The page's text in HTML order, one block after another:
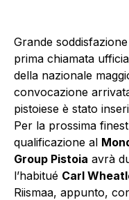
Grande
prima chiamata
della nazionale
convocazione
pistoiese è stato
Per la prossima
qualificazione al
Group Pistoia avrà
l’habitué Carl
Riismaa, appunto,